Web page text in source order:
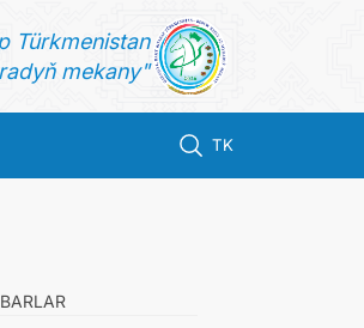
Türkmenistan
mekany"
TK